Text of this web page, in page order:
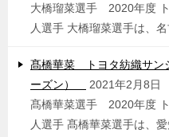
大橋瑠菜選手 2020年度
人選手 大橋瑠菜選手は、
髙橋華菜 トヨタ紡織サン
ーズン）
2021年2月8日
髙橋華菜選手 2020年度
人選手 髙橋華菜選手は、